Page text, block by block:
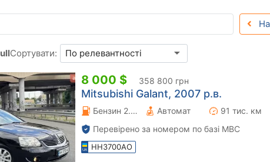
Сортувати:
8 000 $ 358 800 грн
Mitsubishi Galant, 2007 р.в.
Бензин 2.38 л. Автомат 91 тис. км
Перевірено за номером по базі МВС
HH3700AO